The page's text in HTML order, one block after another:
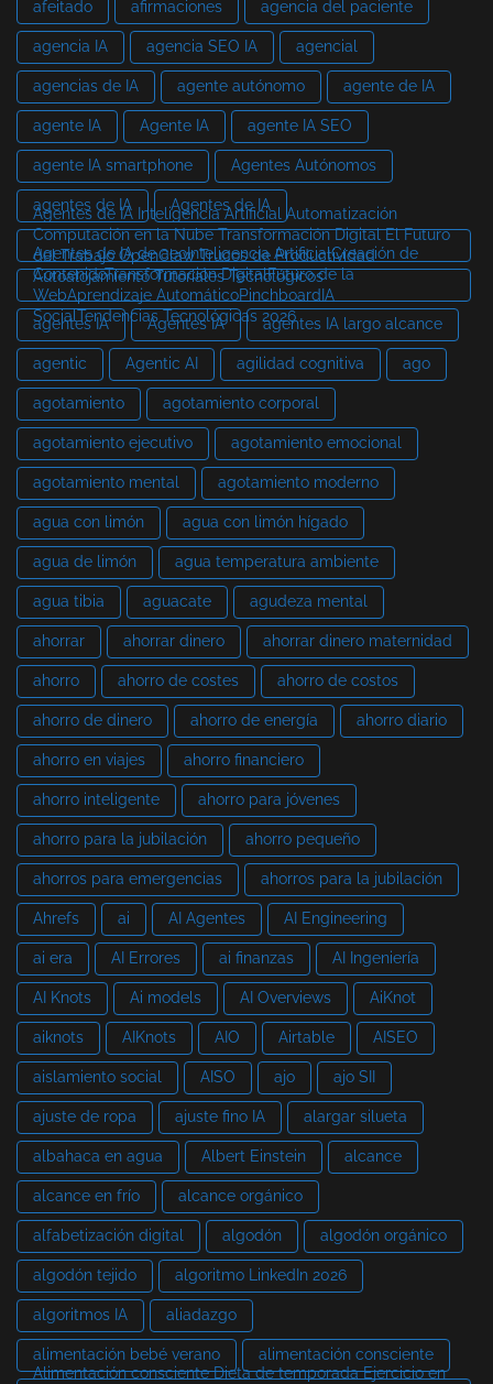
afeitado afirmaciones agencia del paciente
agencia IA agencia SEO IA agencial
agencias de IA agente autónomo agente de IA
agente IA Agente IA agente IA SEO
agente IA smartphone Agentes Autónomos
agentes de IA Agentes de IA
Agentes de IA Inteligencia Artificial Automatización
Computación en la Nube Transformación Digital El Futuro
del Trabajo OpenClaw Trucos de Productividad
Autoalojamiento Tutoriales Tecnológicos
Agentes de IA de aeoInteligencia ArtificialCreación de
ContenidoTransformación DigitalFuturo de la
WebAprendizaje AutomáticoPinchboardIA
SocialTendencias Tecnológicas 2026
agentes IA Agentes IA agentes IA largo alcance
agentic Agentic AI agilidad cognitiva ago
agotamiento agotamiento corporal
agotamiento ejecutivo agotamiento emocional
agotamiento mental agotamiento moderno
agua con limón agua con limón hígado
agua de limón agua temperatura ambiente
agua tibia aguacate agudeza mental
ahorrar ahorrar dinero ahorrar dinero maternidad
ahorro ahorro de costes ahorro de costos
ahorro de dinero ahorro de energía ahorro diario
ahorro en viajes ahorro financiero
ahorro inteligente ahorro para jóvenes
ahorro para la jubilación ahorro pequeño
ahorros para emergencias ahorros para la jubilación
Ahrefs ai AI Agentes AI Engineering
ai era AI Errores ai finanzas AI Ingeniería
AI Knots Ai models AI Overviews AiKnot
aiknots AIKnots AIO Airtable AISEO
aislamiento social AISO ajo ajo SII
ajuste de ropa ajuste fino IA alargar silueta
albahaca en agua Albert Einstein alcance
alcance en frío alcance orgánico
alfabetización digital algodón algodón orgánico
algodón tejido algoritmo LinkedIn 2026
algoritmos IA aliadazgo
alimentación bebé verano
alimentación consciente
Alimentación consciente Dieta de temporada Ejercicio en